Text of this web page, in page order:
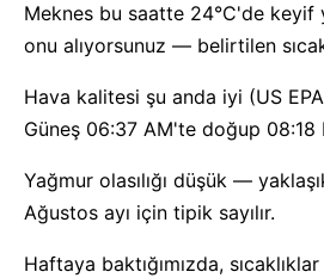
Meknes bu saatte 24°C'de keyif
onu alıyorsunuz — belirtilen
Hava kalitesi şu anda iyi (US
Güneş 06:37 AM'te doğup 08:18
Yağmur olasılığı düşük —
Ağustos ayı için tipik sayılır.
Haftaya baktığımızda,